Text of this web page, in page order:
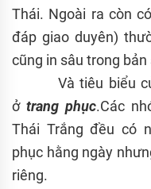
Thái. Ngoài ra còn
đáp giao duyên)
cũng in sâu trong
Và tiêu biểu của
ở trang phục.Các
Thái Trắng đều có
phục hằng ngày
riêng.